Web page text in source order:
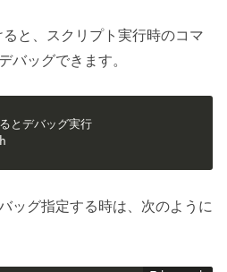
と、スクリプト実行時のコマ
バッグできます。
とデバッグ実行
ッグ指定する時は、次のように